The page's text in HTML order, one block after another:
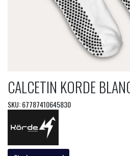
CALCETIN KORDE
SKU: 67787410645830